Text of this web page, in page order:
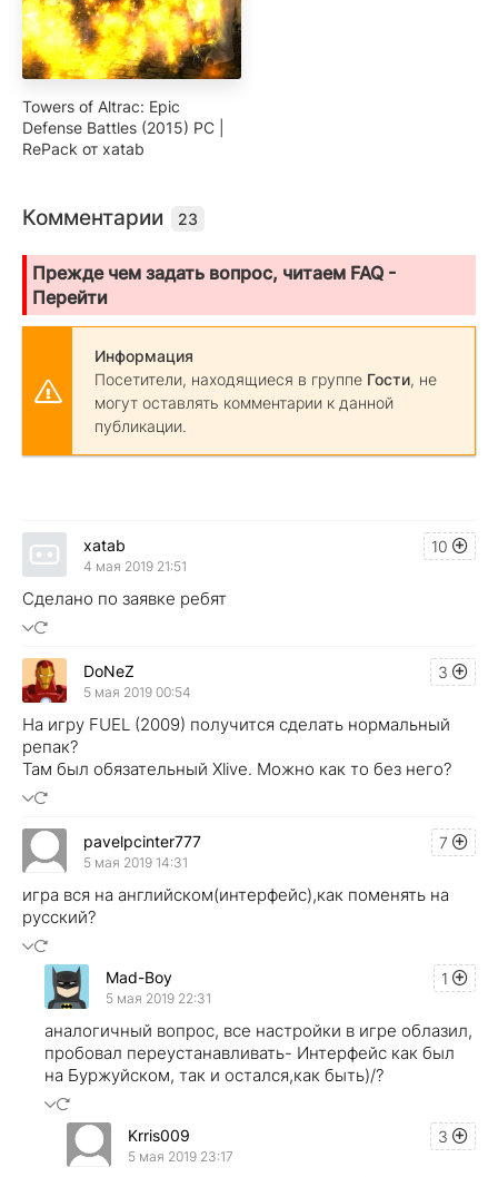
Towers of Altrac: Epic
Defense Battles (2015) PC |
RePack от xatab
Комментарии 23
Прежде чем задать вопрос, читаем FAQ -
Перейти
Информация
Посетители, находящиеся в группе Гости, не
могут оставлять комментарии к данной
публикации.
10
xatab
4 мая 2019 21:51
Сделано по заявке ребят
3
DoNeZ
5 мая 2019 00:54
На игру FUEL (2009) получится сделать нормальный
репак?
Там был обязательный Xlive. Можно как то без него?
7
pavelpcinter777
5 мая 2019 14:31
игра вся на английском(интерфейс),как поменять на
русский?
1
Mad-Boy
5 мая 2019 22:31
аналогичный вопрос, все настройки в игре облазил,
пробовал переустанавливать- Интерфейс как был
на Буржуйском, так и остался,как быть)/?
3
Krris009
5 мая 2019 23:17